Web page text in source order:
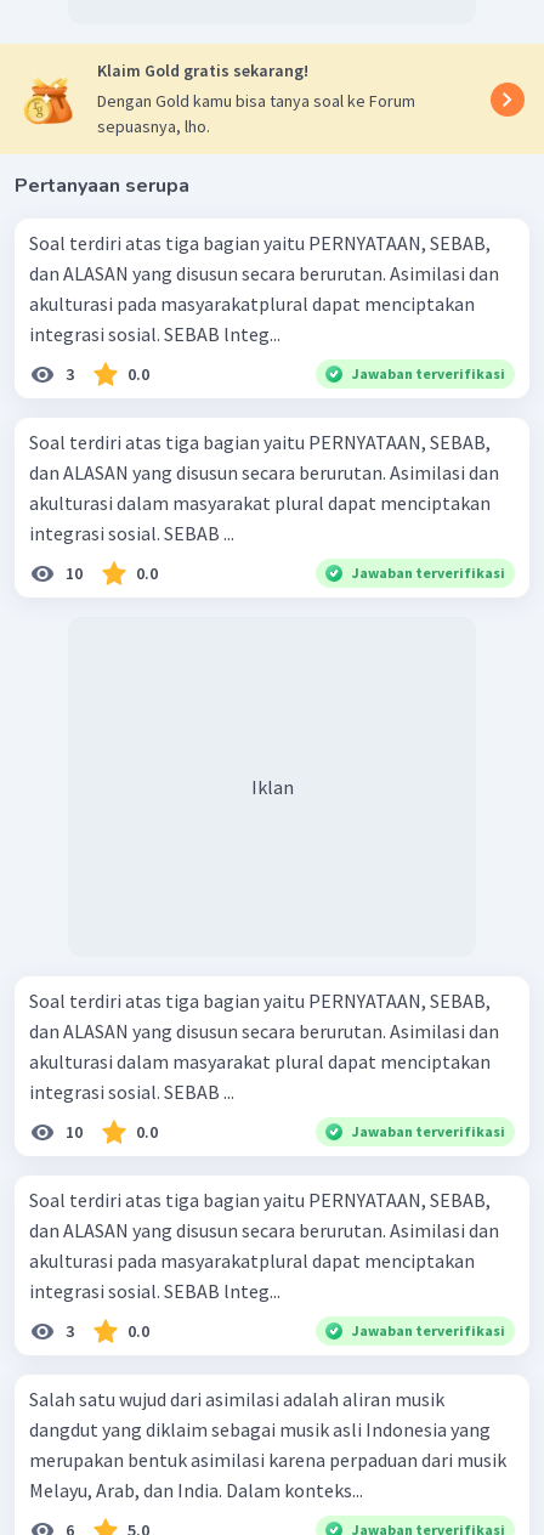
Klaim Gold gratis sekarang!
Dengan Gold kamu bisa tanya soal ke Forum
sepuasnya, lho.
Pertanyaan serupa
Soal terdiri atas tiga bagian yaitu PERNYATAAN, SEBAB,
dan ALASAN yang disusun secara berurutan. Asimilasi dan
akulturasi pada masyarakatplural dapat menciptakan
integrasi sosial. SEBAB lnteg...
3 0.0 Jawaban terverifikasi
Soal terdiri atas tiga bagian yaitu PERNYATAAN, SEBAB,
dan ALASAN yang disusun secara berurutan. Asimilasi dan
akulturasi dalam masyarakat plural dapat menciptakan
integrasi sosial. SEBAB ...
10 0.0 Jawaban terverifikasi
Iklan
Soal terdiri atas tiga bagian yaitu PERNYATAAN, SEBAB,
dan ALASAN yang disusun secara berurutan. Asimilasi dan
akulturasi dalam masyarakat plural dapat menciptakan
integrasi sosial. SEBAB ...
10 0.0 Jawaban terverifikasi
Soal terdiri atas tiga bagian yaitu PERNYATAAN, SEBAB,
dan ALASAN yang disusun secara berurutan. Asimilasi dan
akulturasi pada masyarakatplural dapat menciptakan
integrasi sosial. SEBAB lnteg...
3 0.0 Jawaban terverifikasi
Salah satu wujud dari asimilasi adalah aliran musik
dangdut yang diklaim sebagai musik asli Indonesia yang
merupakan bentuk asimilasi karena perpaduan dari musik
Melayu, Arab, dan India. Dalam konteks...
6 5.0 Jawaban terverifikasi